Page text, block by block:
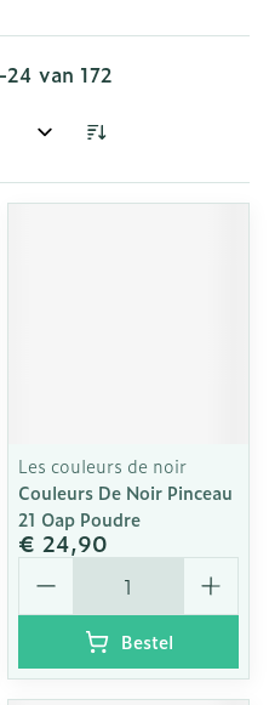
-24 van 172
Les couleurs de noir
Couleurs De Noir Pinceau
21 Oap Poudre
€ 24,90
Aantal
Bestel